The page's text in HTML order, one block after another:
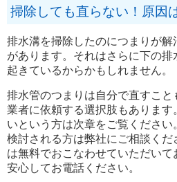
掃除しても直らない！原因
排水溝を掃除したのにつまりが解
があります。それはさらに下の排
起きているからかもしれません。
排水管のつまりは自分で直すこと
業者に依頼する選択肢もあります
いという方は次章をご覧ください
検討される方は弊社にご相談くだ
は無料でおこなわせていただいて
安心してお電話ください。